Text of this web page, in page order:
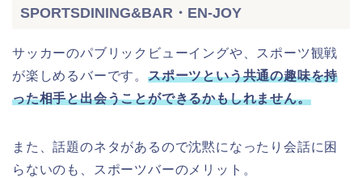
SPORTSDINING&BAR・EN‐JOY
サッカーのパブリックビューイングや、スポーツ観戦
が楽しめるバーです。 スポーツという共通の趣味を持
った相手と出会うことができるかもしれません。
また、話題のネタがあるので沈黙になったり会話に困
らないのも、スポーツバーのメリット。